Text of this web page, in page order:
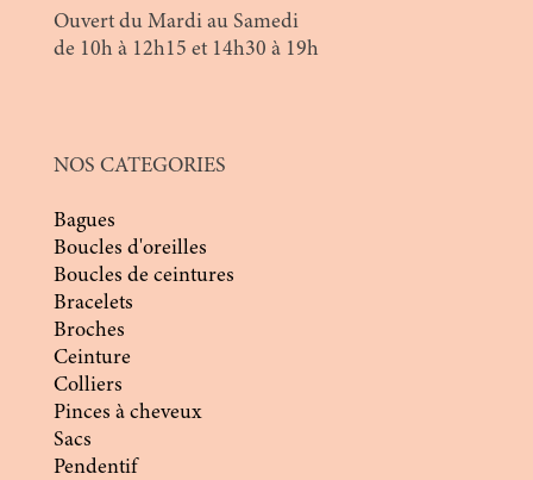
Ouvert du Mardi au Samedi
de 10h à 12h15 et 14h30 à 19h
NOS CATEGORIES
Bagues
Boucles d'oreilles
Boucles de ceintures
Bracelets
Broches
Ceinture
Colliers
Pinces à cheveux
Sacs
Pendentif